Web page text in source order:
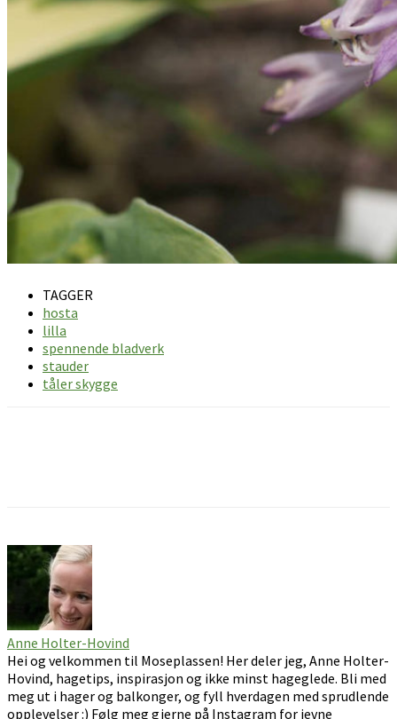
TAGGER
hosta
lilla
spennende bladverk
stauder
tåler skygge
Anne Holter-Hovind
Hei og velkommen til Moseplassen! Her deler jeg, Anne Holter-
Hovind, hagetips, inspirasjon og ikke minst hageglede. Bli med
meg ut i hager og balkonger, og fyll hverdagen med sprudlende
opplevelser :) Følg meg gjerne på Instagram for jevne